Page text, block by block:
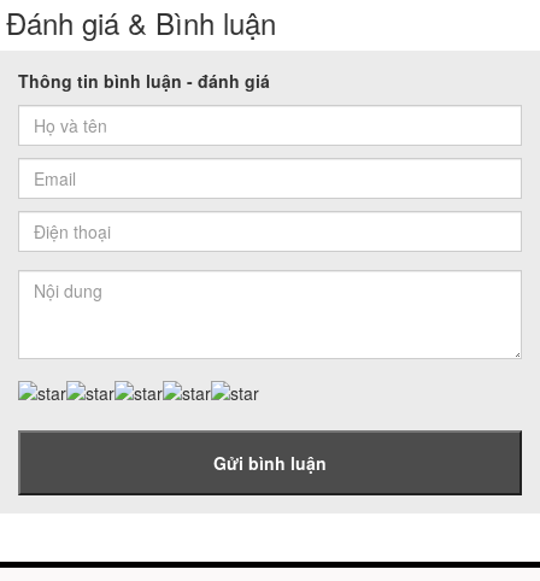
Đánh giá & Bình luận
Thông tin bình luận - đánh giá
Gửi bình luận